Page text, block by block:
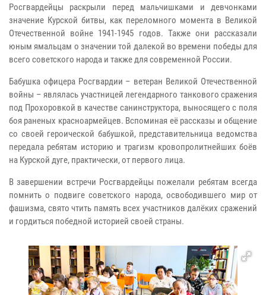
Росгвардейцы раскрыли перед мальчишками и девчонками
значение Курской битвы, как переломного момента в Великой
Отечественной войне 1941-1945 годов. Также они рассказали
юным ямальцам о значении той далекой во времени победы для
всего советского народа и также для современной России.
Бабушка офицера Росгвардии – ветеран Великой Отечественной
войны – являлась участницей легендарного танкового сражения
под Прохоровкой в качестве санинструктора, выносящего с поля
боя раненых красноармейцев. Вспоминая её рассказы и общение
со своей героической бабушкой, представительница ведомства
передала ребятам историю и трагизм кровопролитнейших боёв
на Курской дуге, практически, от первого лица.
В завершении встречи Росгвардейцы пожелали ребятам всегда
помнить о подвиге советского народа, освободившего мир от
фашизма, свято чтить память всех участников далёких сражений
и гордиться победной историей своей страны.